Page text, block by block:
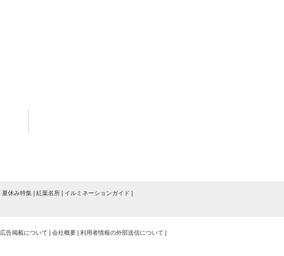
夏休み特集 紅葉名所
イルミネーションガイド
広告掲載について 会社概要 利用者情報の外部送信について